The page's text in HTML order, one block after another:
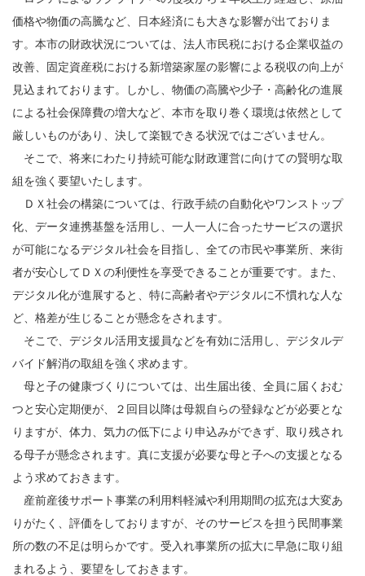
価格や物価の高騰など、日本経済にも大きな影響が出ておりま
す。本市の財政状況については、法人市民税における企業収益の
改善、固定資産税における新増築家屋の影響による税収の向上が
見込まれております。しかし、物価の高騰や少子・高齢化の進展
による社会保障費の増大など、本市を取り巻く環境は依然として
厳しいものがあり、決して楽観できる状況ではございません。
そこで、将来にわたり持続可能な財政運営に向けての賢明な取
組を強く要望いたします。
ＤＸ社会の構築については、行政手続の自動化やワンストップ
化、データ連携基盤を活用し、一人一人に合ったサービスの選択
が可能になるデジタル社会を目指し、全ての市民や事業所、来街
者が安心してＤＸの利便性を享受できることが重要です。また、
デジタル化が進展すると、特に高齢者やデジタルに不慣れな人な
ど、格差が生じることが懸念をされます。
そこで、デジタル活用支援員などを有効に活用し、デジタルデ
バイド解消の取組を強く求めます。
母と子の健康づくりについては、出生届出後、全員に届くおむ
つと安心定期便が、２回目以降は母親自らの登録などが必要とな
りますが、体力、気力の低下により申込みができず、取り残され
る母子が懸念されます。真に支援が必要な母と子への支援となる
よう求めておきます。
産前産後サポート事業の利用料軽減や利用期間の拡充は大変あ
りがたく、評価をしておりますが、そのサービスを担う民間事業
所の数の不足は明らかです。受入れ事業所の拡大に早急に取り組
まれるよう、要望をしておきます。